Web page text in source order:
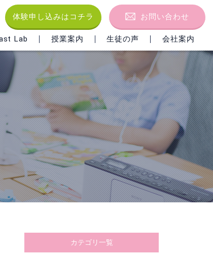
Lab 授業案内 生徒の声 会社案内
体験申し込みはコチラ お問い合わせ
カテゴリ一覧